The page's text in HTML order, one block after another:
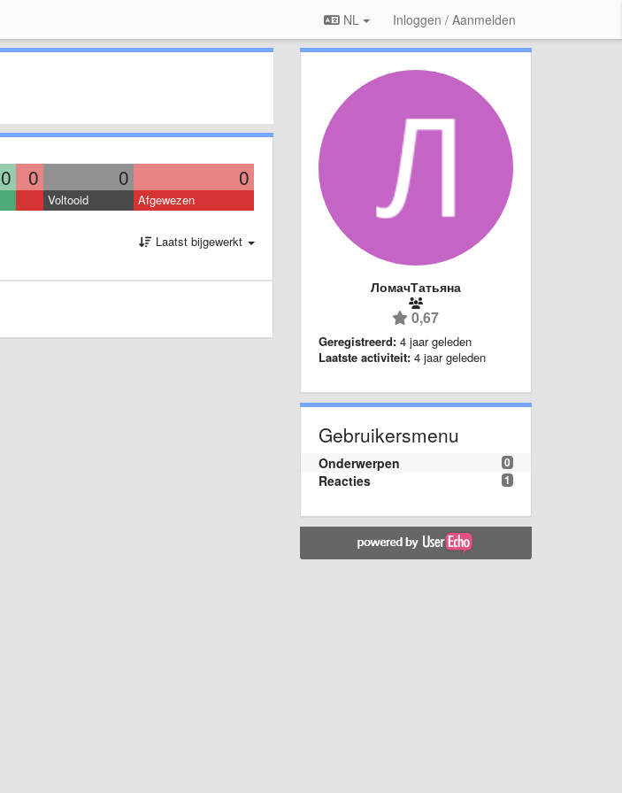
NL Inloggen / Aanmelden
0 0 0 0
Voltooid Afgewezen
Laatst bijgewerkt
ЛомачТатьяна
0,67
Geregistreerd: 4 jaar geleden
Laatste activiteit: 4 jaar geleden
Gebruikersmenu
0
Onderwerpen
1
Reacties